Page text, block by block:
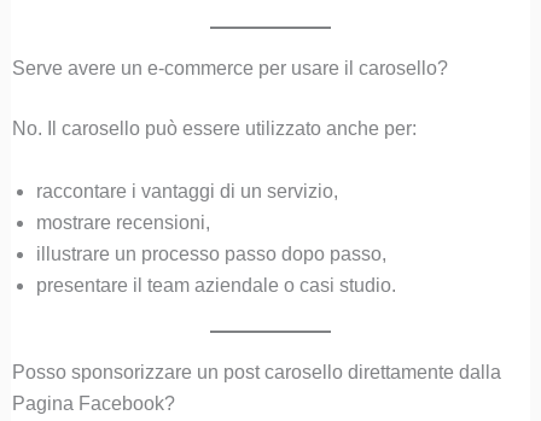
Serve avere un e-commerce per usare il carosello?
No. Il carosello può essere utilizzato anche per:
raccontare i vantaggi di un servizio,
mostrare recensioni,
illustrare un processo passo dopo passo,
presentare il team aziendale o casi studio.
Posso sponsorizzare un post carosello direttamente dalla
Pagina Facebook?